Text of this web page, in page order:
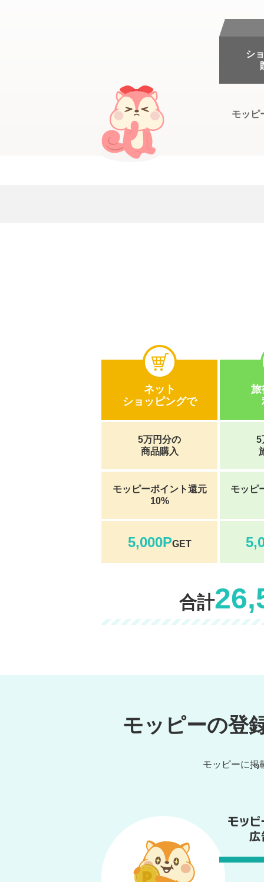
モッピ
シ
ネット
ショッピングで
5万円分の
商品購入
モッピーポイント還元
10%
5,000PGET
旅
5
モッピ
合計
モッピーの登
モッピーに掲